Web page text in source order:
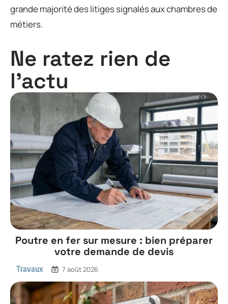
grande majorité des litiges signalés aux chambres de
métiers.
Ne ratez rien de
l'actu
Poutre en fer sur mesure : bien préparer
votre demande de devis
Travaux 7 août 2026